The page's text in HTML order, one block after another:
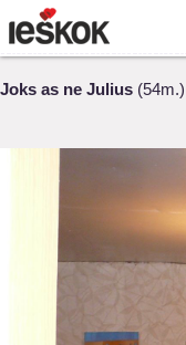
Joks as ne Julius